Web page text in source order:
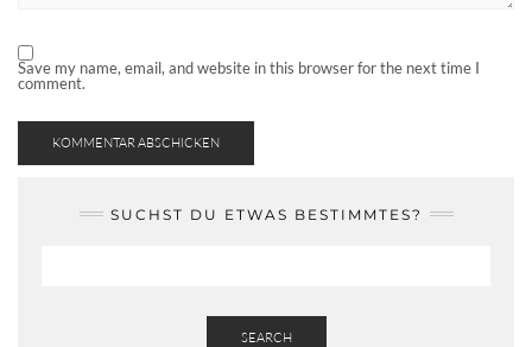
Save my name, email, and website in this browser for the next time I
comment.
SUCHST DU ETWAS BESTIMMTES?
SEARCH